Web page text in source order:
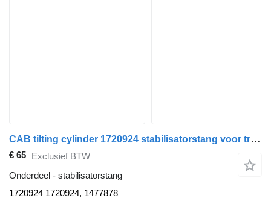
CAB tilting cylinder 1720924 stabilisatorstang voor trekker
€ 65 Exclusief BTW
Onderdeel - stabilisatorstang
1720924 1720924, 1477878